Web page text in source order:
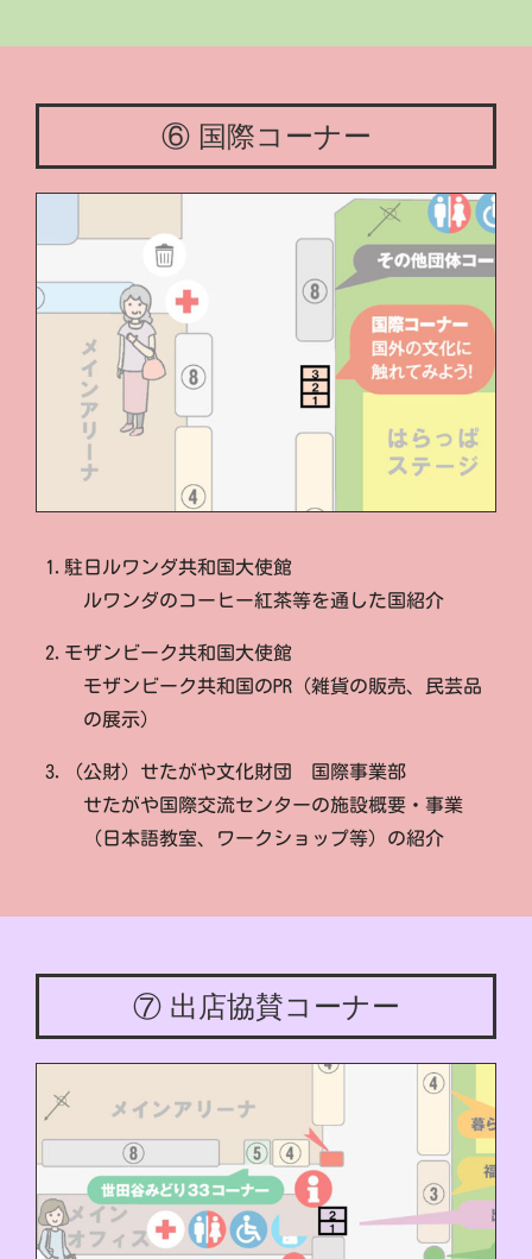
⑥ 国際コーナー
1.駐日ルワンダ共和国大使館
ルワンダのコーヒー紅茶等を通した国紹介
2.モザンビーク共和国大使館
モザンビーク共和国のPR（雑貨の販売、民芸品
の展示）
3.（公財）せたがや文化財団 国際事業部
せたがや国際交流センターの施設概要・事業
（日本語教室、ワークショップ等）の紹介
⑦ 出店協賛コーナー